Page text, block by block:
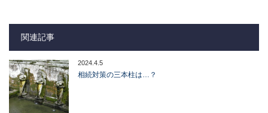
関連記事
2024.4.5
相続対策の三本柱は…？